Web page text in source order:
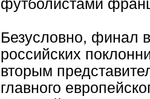
футболистами
Безусловно, финал
российских
вторым
главного